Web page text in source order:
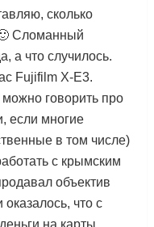
сколько
Сломанный
а что случилось.
Fujifilm X-E3.
говорить про
если многие
в том числе)
с крымским
объектив
оказалось, что с
на карты